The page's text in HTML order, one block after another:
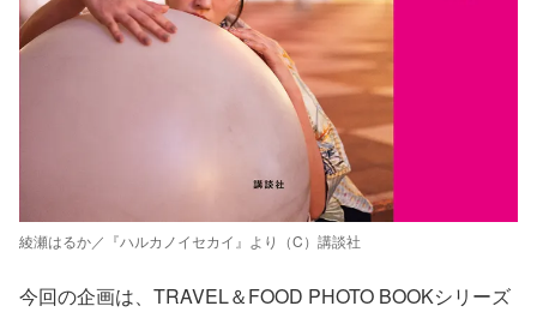
綾瀬はるか／『ハルカノイセカイ』より（C）講談社
今回の企画は、TRAVEL＆FOOD PHOTO BOOKシリーズ